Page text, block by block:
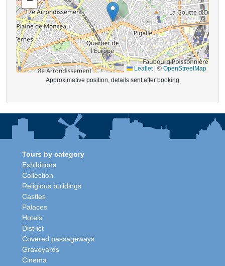
Leaflet © OpenStreetMap
Approximative position, details sent after booking
Tours by category
Exhibitions
Collection
Religious buildings
Castles
Palaces
Hotels
District
Covered passageways
Graveyards
Cinema